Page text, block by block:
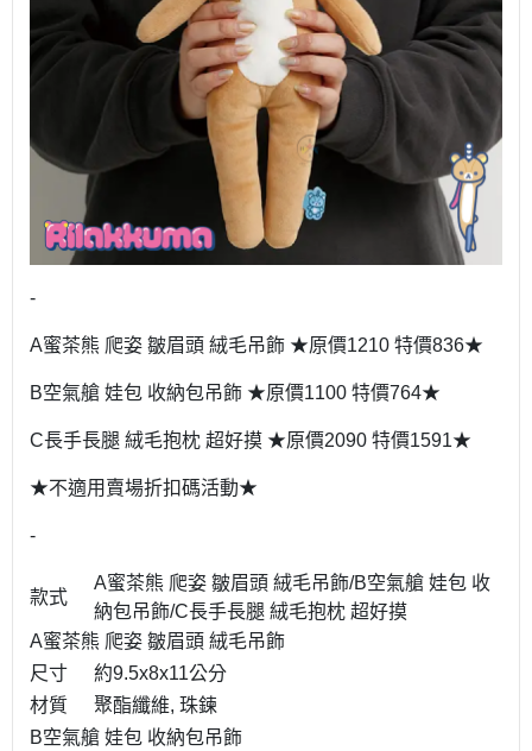
-
A蜜茶熊 爬姿 皺眉頭 絨毛吊飾 ★原價1210 特價836★
B空氣艙 娃包 收納包吊飾 ★原價1100 特價764★
C長手長腿 絨毛抱枕 超好摸 ★原價2090 特價1591★
★不適用賣場折扣碼活動★
-
款式
A蜜茶熊 爬姿 皺眉頭 絨毛吊飾/B空氣艙 娃包 收
納包吊飾/C長手長腿 絨毛抱枕 超好摸
A蜜茶熊 爬姿 皺眉頭 絨毛吊飾
尺寸
約9.5x8x11公分
材質
聚酯纖維, 珠鍊
B空氣艙 娃包 收納包吊飾